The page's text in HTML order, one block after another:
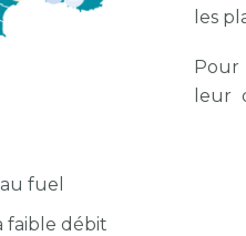
les
Pour
leur
fuel
faible débit